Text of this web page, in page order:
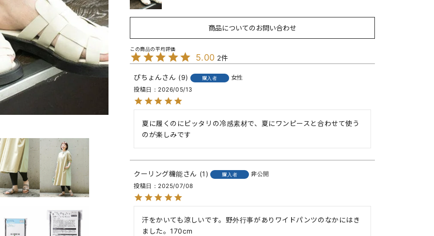
商品についてのお問い合わせ
5.00 2
ぴちょん 9 購入者
女性
投稿日
2026/05/13
夏に履くのにピッタリの冷感素材で、夏にワンピースと合わせて使う
のが楽しみです
クーリング機能 1 購入者
非公開
投稿日
2025/07/08
汗をかいても涼しいです。野外行事がありワイドパンツのなかにはき
ました。170cm